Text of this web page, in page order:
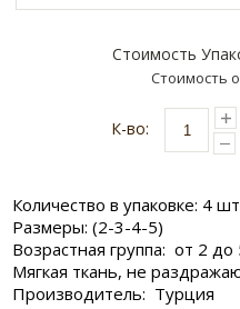
Стоимость
Стоимость
К-во:
Количество в упаковке: 4
Размеры: (2-3-4-5)
Возрастная группа: от 2 до
Мягкая ткань, не
Производитель: Турция